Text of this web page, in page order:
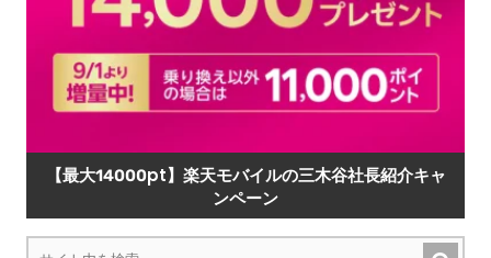
【最大14000pt】楽天モバイルの三木谷社長紹介キャ
ンペーン